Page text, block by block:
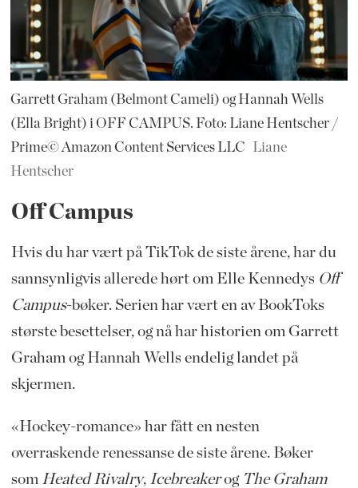
Garrett Graham (Belmont Cameli) og Hannah Wells
(Ella Bright) i OFF CAMPUS. Foto: Liane Hentscher /
Prime© Amazon Content Services LLC
Liane
Hentscher
Off Campus
Hvis du har vært på TikTok de siste årene, har du
sannsynligvis allerede hørt om Elle Kennedys Off
Campus-bøker. Serien har vært en av BookToks
største besettelser, og nå har historien om Garrett
Graham og Hannah Wells endelig landet på
skjermen.
«Hockey-romance» har fått en nesten
overraskende renessanse de siste årene. Bøker
som Heated Rivalry, Icebreakerog The Graham